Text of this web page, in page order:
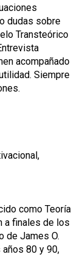
dudas sobre
Transteórico
acompañado
Siempre
como Teoría
a finales de los
de James O.
80 y 90,